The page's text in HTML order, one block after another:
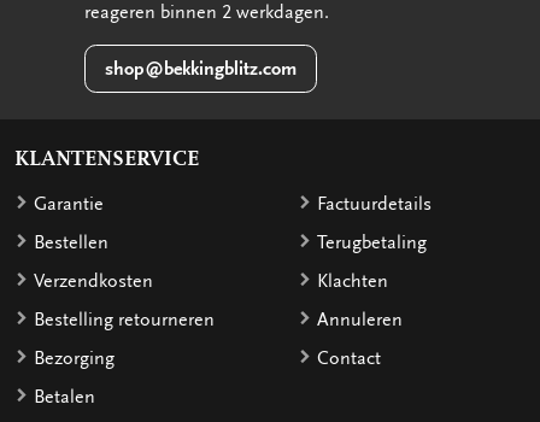
reageren binnen 2 werkdagen.
shop@bekkingblitz.com
KLANTENSERVICE
Garantie
Bestellen
Verzendkosten
Bestelling retourneren
Bezorging
Betalen
Factuurdetails
Terugbetaling
Klachten
Annuleren
Contact